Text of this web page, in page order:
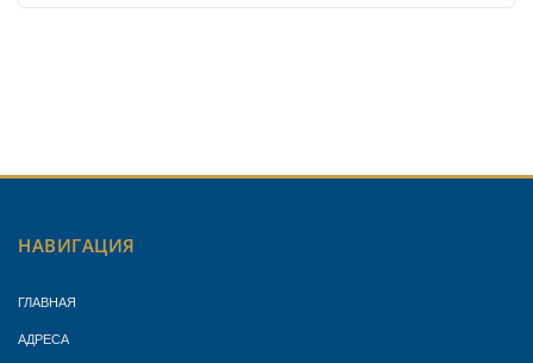
НАВИГАЦИЯ
ГЛАВНАЯ
АДРЕСА